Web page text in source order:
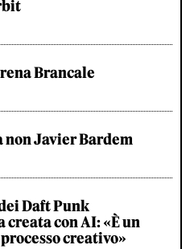
Brancale
Javier Bardem
Daft Punk
creata con AI: «È un
creativo»